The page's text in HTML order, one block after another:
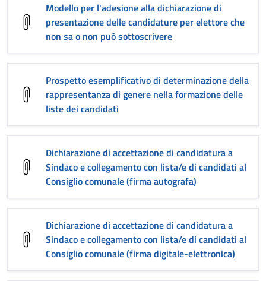
Modello per l'adesione alla dichiarazione di
presentazione delle candidature per elettore che
non sa o non può sottoscrivere
Prospetto esemplificativo di determinazione della
rappresentanza di genere nella formazione delle
liste dei candidati
Dichiarazione di accettazione di candidatura a
Sindaco e collegamento con lista/e di candidati al
Consiglio comunale (firma autografa)
Dichiarazione di accettazione di candidatura a
Sindaco e collegamento con lista/e di candidati al
Consiglio comunale (firma digitale-elettronica)